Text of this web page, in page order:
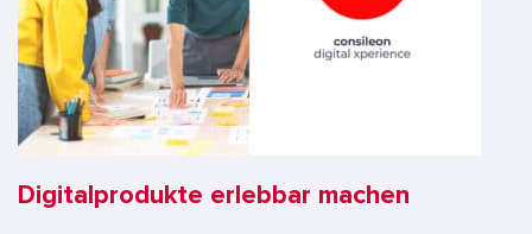
Digitalprodukte erlebbar machen